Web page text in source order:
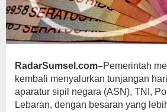
RadarSumsel.com–Pemerintah
kembali menyalurkan tunjangan
aparatur sipil negara (ASN), TNI,
Lebaran, dengan besaran yang